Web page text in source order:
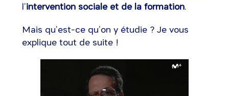
l’intervention sociale et de la formation.
Mais qu’est-ce qu’on y étudie ? Je vous
explique tout de suite !